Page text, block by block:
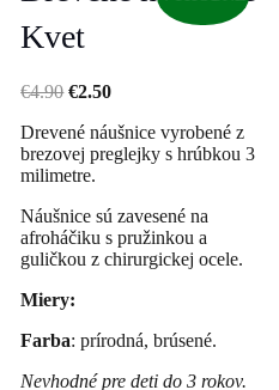
Kvet
€4.90 €2.50
Drevené náušnice vyrobené z
brezovej preglejky s hrúbkou 3
milimetre.
Náušnice sú zavesené na
afroháčiku s pružinkou a
guličkou z chirurgickej ocele.
Miery:
Farba: prírodná, brúsené.
Nevhodné pre deti do 3 rokov.